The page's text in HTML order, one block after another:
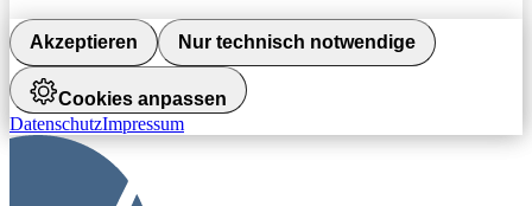
Akzeptieren Nur technisch notwendige
Cookies anpassen
DatenschutzImpressum